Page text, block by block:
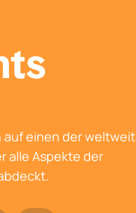
auf einen der weltweit
alle Aspekte der